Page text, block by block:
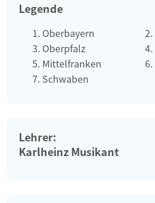
Legende
Oberbayern
Oberpfalz
Mittelfranken
Schwaben
Lehrer:
Karlheinz Musikant